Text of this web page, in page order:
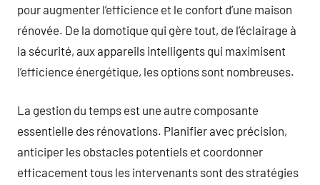
pour augmenter l’efficience et le confort d’une maison
rénovée. De la domotique qui gère tout, de l’éclairage à
la sécurité, aux appareils intelligents qui maximisent
l’efficience énergétique, les options sont nombreuses.
La gestion du temps est une autre composante
essentielle des rénovations. Planifier avec précision,
anticiper les obstacles potentiels et coordonner
efficacement tous les intervenants sont des stratégies